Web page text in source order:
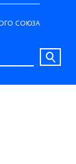
СОЮЗА